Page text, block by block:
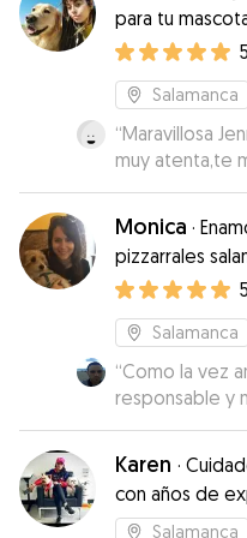
con quién
muchas gracias!
para tu
Salamanca
“Maravillosa
muy atenta,te
todo! Repetiré
Monica ·
pizzarrales
Salamanca
“Como la vez
responsable y
dando un 10
gestionar la
Karen ·
con años de
Salamanca